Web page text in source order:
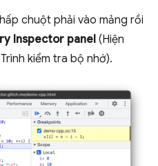
chuột phải vào mảng rồi
Inspector panel (Hiện
kiểm tra bộ nhớ).